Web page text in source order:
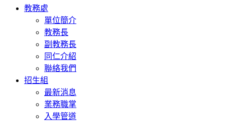
Toggle
navigation
教務處
單位簡介
教務長
副教務長
同仁介紹
聯絡我們
招生組
最新消息
業務職掌
入學管道